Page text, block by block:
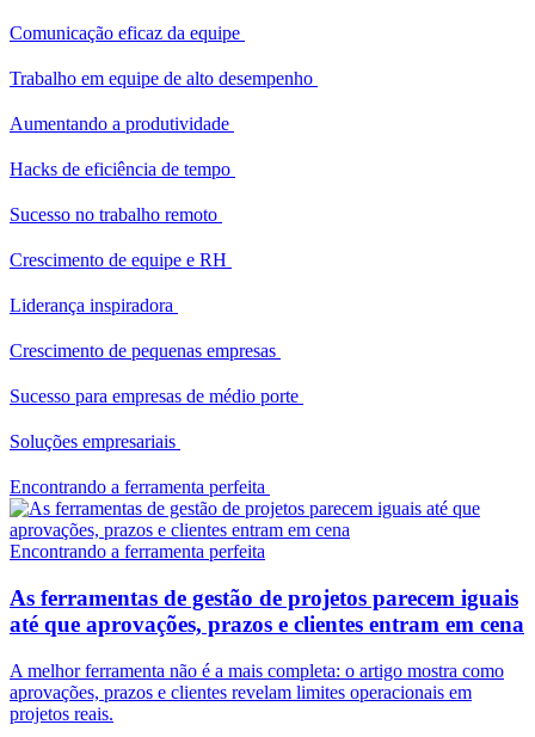
Comunicação eficaz da equipe
Trabalho em equipe de alto desempenho
Aumentando a produtividade
Hacks de eficiência de tempo
Sucesso no trabalho remoto
Crescimento de equipe e RH
Liderança inspiradora
Crescimento de pequenas empresas
Sucesso para empresas de médio porte
Soluções empresariais
Encontrando a ferramenta perfeita
Encontrando a ferramenta perfeita
As ferramentas de gestão de projetos parecem iguais
até que aprovações, prazos e clientes entram em cena
A melhor ferramenta não é a mais completa: o artigo mostra como
aprovações, prazos e clientes revelam limites operacionais em
projetos reais.